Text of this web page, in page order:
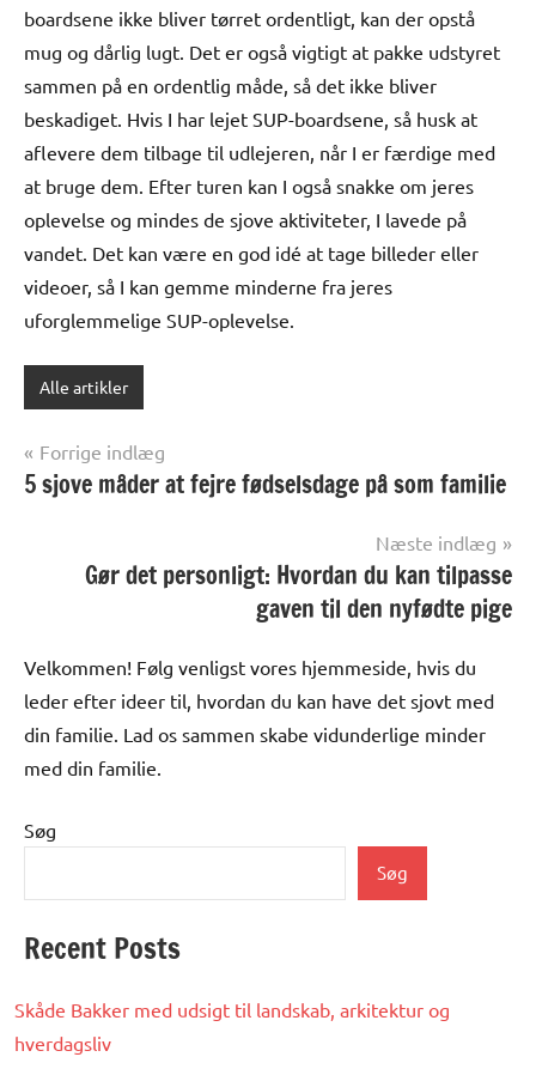
boardsene ikke bliver tørret ordentligt, kan der opstå
mug og dårlig lugt. Det er også vigtigt at pakke udstyret
sammen på en ordentlig måde, så det ikke bliver
beskadiget. Hvis I har lejet SUP-boardsene, så husk at
aflevere dem tilbage til udlejeren, når I er færdige med
at bruge dem. Efter turen kan I også snakke om jeres
oplevelse og mindes de sjove aktiviteter, I lavede på
vandet. Det kan være en god idé at tage billeder eller
videoer, så I kan gemme minderne fra jeres
uforglemmelige SUP-oplevelse.
Alle artikler
Indlægsnavigation
Forrige indlæg
5 sjove måder at fejre fødselsdage på som familie
Næste indlæg
Gør det personligt: Hvordan du kan tilpasse
gaven til den nyfødte pige
Velkommen! Følg venligst vores hjemmeside, hvis du
leder efter ideer til, hvordan du kan have det sjovt med
din familie. Lad os sammen skabe vidunderlige minder
med din familie.
Søg
Søg
Recent Posts
Skåde Bakker med udsigt til landskab, arkitektur og
hverdagsliv